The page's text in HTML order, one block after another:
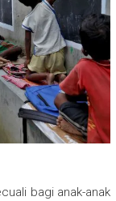
bagi anak-anak